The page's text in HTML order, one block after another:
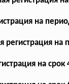
на
регистрация на
на